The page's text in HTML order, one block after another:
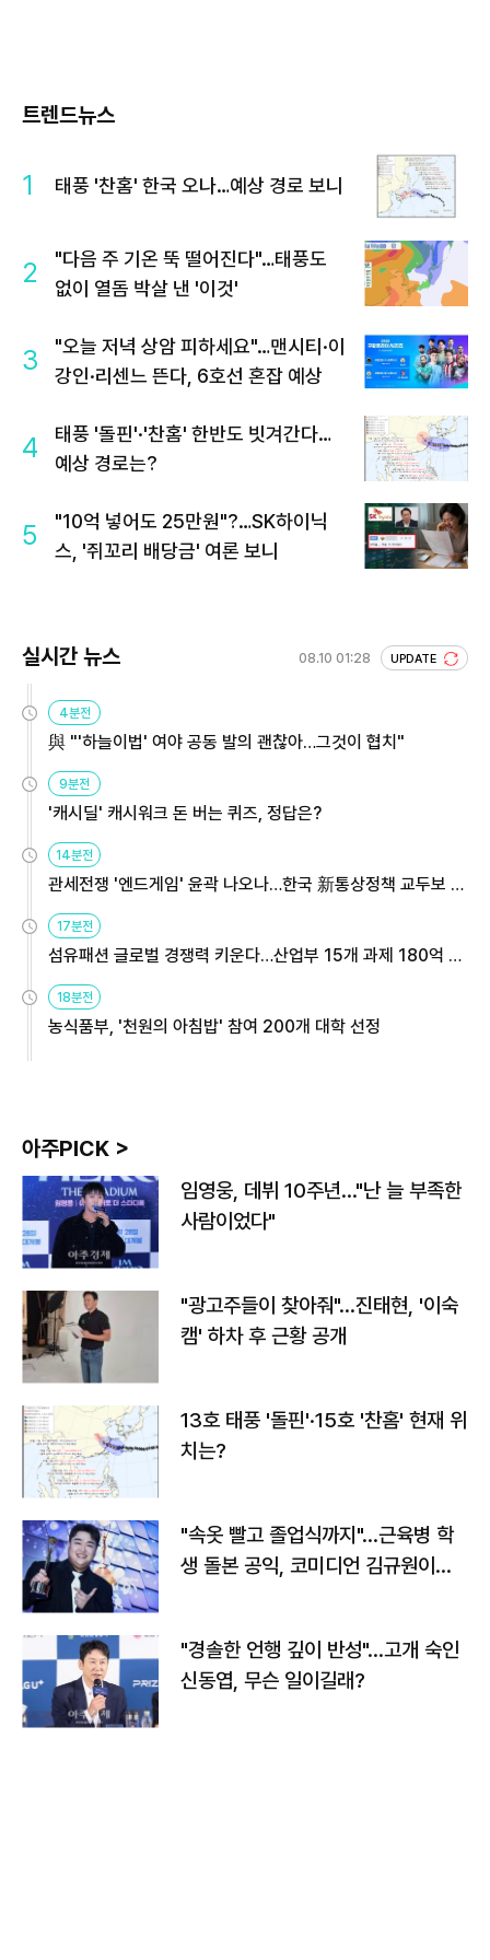
트렌드뉴스
1 태풍 '찬홈' 한국 오나…예상 경로 보니
2
"다음 주 기온 뚝 떨어진다"…태풍도
없이 열돔 박살 낸 '이것'
3
"오늘 저녁 상암 피하세요"…맨시티·이
강인·리센느 뜬다, 6호선 혼잡 예상
4
태풍 '돌핀'·'찬홈' 한반도 빗겨간다…
예상 경로는?
5
"10억 넣어도 25만원"?…SK하이닉
스, '쥐꼬리 배당금' 여론 보니
실시간 뉴스 08.10 01:28 UPDATE
4분전
與 "'하늘이법' 여야 공동 발의 괜찮아…그것이 협치"
9분전
'캐시딜' 캐시워크 돈 버는 퀴즈, 정답은?
14분전
관세전쟁 '엔드게임' 윤곽 나오나…한국 新통상정책 교두보 활
17분전
섬유패션 글로벌 경쟁력 키운다…산업부 15개 과제 180억 지
18분전
농식품부, '천원의 아침밥' 참여 200개 대학 선정
아주PICK >
임영웅, 데뷔 10주년…"난 늘 부족한
사람이었다"
"광고주들이 찾아줘"…진태현, '이숙
캠' 하차 후 근황 공개
13호 태풍 '돌핀'·15호 '찬홈' 현재 위
치는?
"속옷 빨고 졸업식까지"…근육병 학
생 돌본 공익, 코미디언 김규원이었
"경솔한 언행 깊이 반성"…고개 숙인
신동엽, 무슨 일이길래?